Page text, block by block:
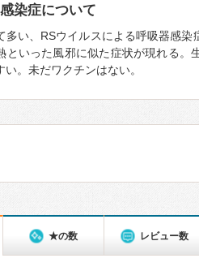
染症について
多い、RSウイルスによる呼吸器感
といった風邪に似た症状が現れる
い。未だワクチンはない。
★の数 レビュー数